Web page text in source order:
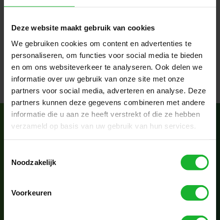
Deze website maakt gebruik van cookies
We gebruiken cookies om content en advertenties te
personaliseren, om functies voor social media te bieden
en om ons websiteverkeer te analyseren. Ook delen we
informatie over uw gebruik van onze site met onze
partners voor social media, adverteren en analyse. Deze
partners kunnen deze gegevens combineren met andere
informatie die u aan ze heeft verstrekt of die ze hebben
verzameld op basis van uw gebruik van hun services.
Noodzakelijk
Voorkeuren
Lieferzeitraumdaten und der
App variieren.
einen Business Case erstellen.
Möchten Sie mehr
unterstützen,